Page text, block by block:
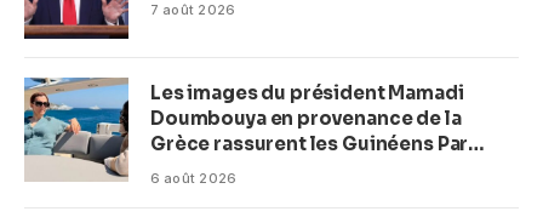
7 août 2026
Les images du président Mamadi
Doumbouya en provenance de la
Grèce rassurent les Guinéens Par
(Macka Baldé)
6 août 2026